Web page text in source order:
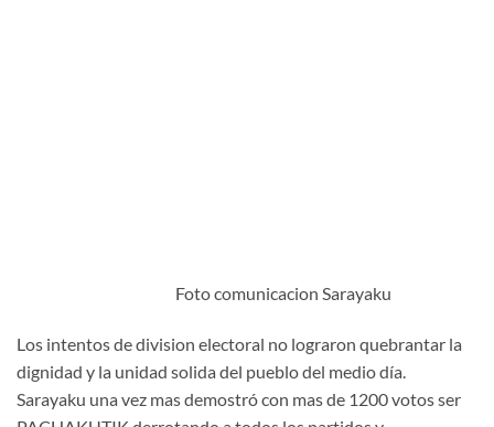
Foto comunicacion Sarayaku
Los intentos de division electoral no lograron quebrantar la
dignidad y la unidad solida del pueblo del medio día.
Sarayaku una vez mas demostró con mas de 1200 votos ser